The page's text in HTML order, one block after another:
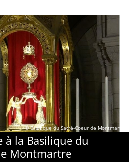
© Basilique du Sacré-Coeur de Montmartre
à la Basilique du
Montmartre